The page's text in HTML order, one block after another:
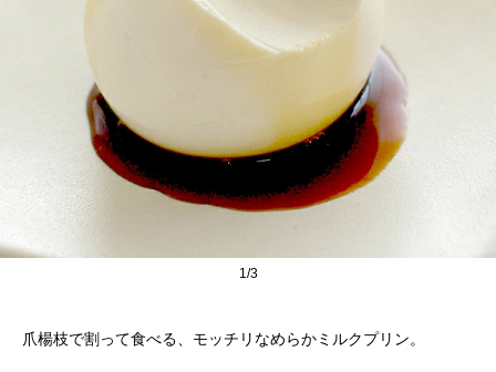
1/3
爪楊枝で割って食べる、モッチリなめらかミルクプリン。